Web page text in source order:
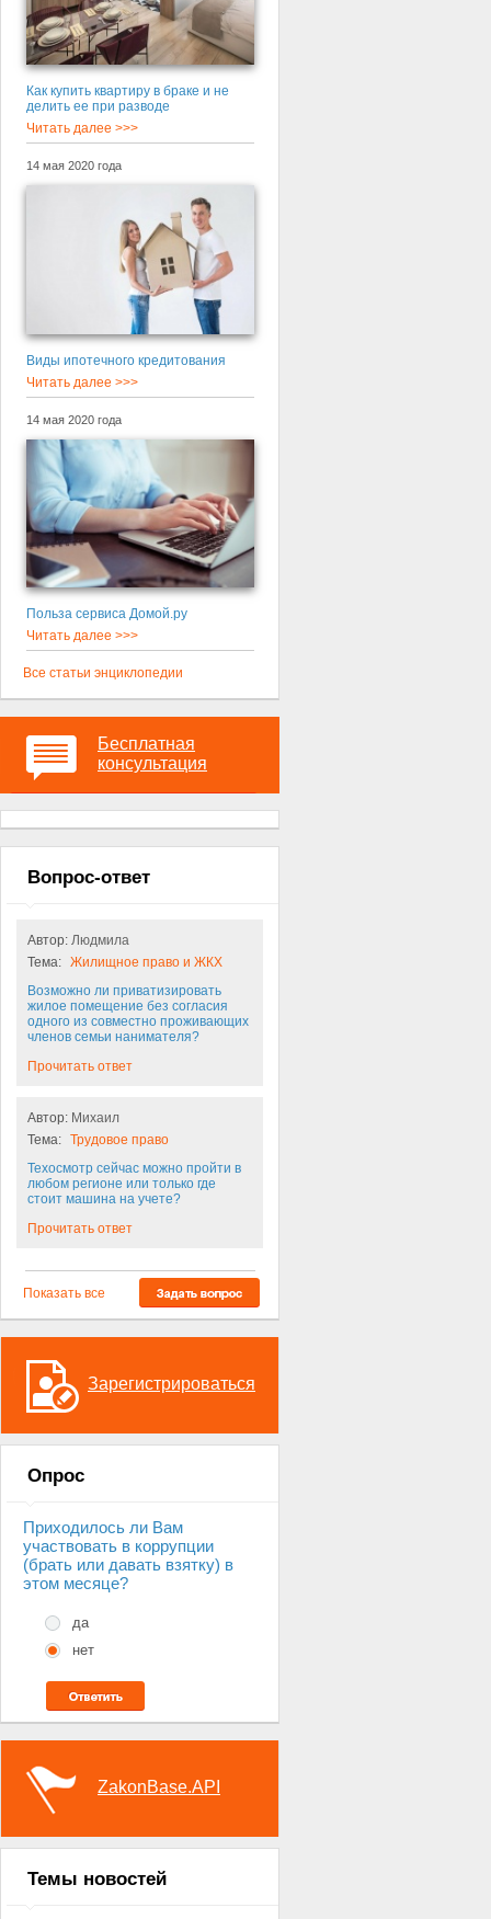
Как купить квартиру в браке и не
делить ее при разводе
Читать далее >>>
14 мая 2020 года
Виды ипотечного кредитования
Читать далее >>>
14 мая 2020 года
Польза сервиса Домой.ру
Читать далее >>>
Все статьи энциклопедии
Бесплатная
консультация
Вопрос-ответ
Автор: Людмила
Тема: Жилищное право и ЖКХ
Возможно ли приватизировать
жилое помещение без согласия
одного из совместно проживающих
членов семьи нанимателя?
Прочитать ответ
Автор: Михаил
Тема: Трудовое право
Техосмотр сейчас можно пройти в
любом регионе или только где
стоит машина на учете?
Прочитать ответ
Показать все
Зарегистрироваться
Опрос
Приходилось ли Вам
участвовать в коррупции
(брать или давать взятку) в
этом месяце?
да
нет
ZakonBase.API
Темы новостей